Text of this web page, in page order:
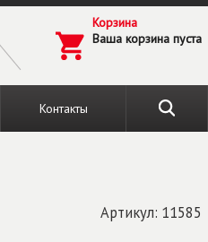
Корзина
Ваша корзина пуста
Контакты
Артикул: 11585